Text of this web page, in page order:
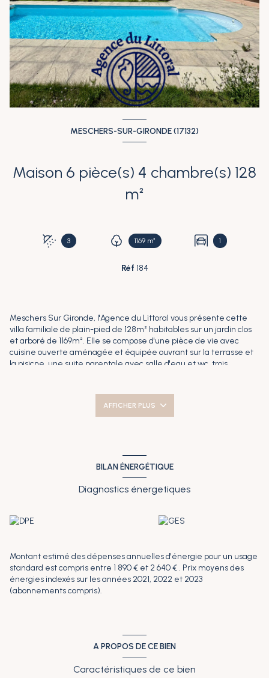
MESCHERS-SUR-GIRONDE (17132)
Maison 6 pièce(s) 4 chambre(s) 128
m²
3 1169 m² 1
Réf 184
Meschers Sur Gironde, l'Agence du Littoral vous présente cette
villa familiale de plain-pied de 128m² habitables sur un jardin clos
et arboré de 1169m². Elle se compose d'une pièce de vie avec
cuisine ouverte aménagée et équipée ouvrant sur la terrasse et
la pisicne, une suite parentale avec salle d'eau et wc, trois
technique et atelier. Plus de détails sur le site de l'Agence du
AFFICHER PLUS
BILAN ÉNERGÉTIQUE
Diagnostics énergetiques
Montant estimé des dépenses annuelles d'énergie pour un usage
standard est compris entre 1 890 € et 2 640 € . Prix moyens des
énergies indexés sur les années 2021, 2022 et 2023
(abonnements compris).
A PROPOS DE CE BIEN
Caractéristiques de ce bien